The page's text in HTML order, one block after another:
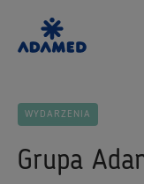
WYDARZENIA
Grupa